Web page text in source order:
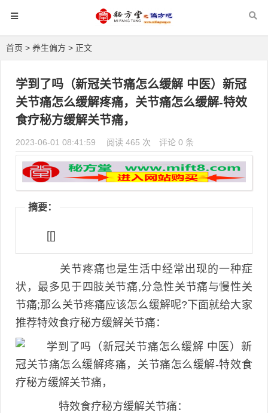
首页 > 养生偏方 > 正文
学到了吗（新冠关节痛怎么缓解 中医）新冠
关节痛怎么缓解疼痛，关节痛怎么缓解-特效
食疗秘方缓解关节痛，
2023-06-01 08:41:59 阅读 465 次 评论 0 条
摘要：
[[]
关节疼痛也是生活中经常出现的一种症
状，最多见于四肢关节痛,分急性关节痛与慢性关
节痛;那么关节疼痛应该怎么缓解呢?下面就给大家
推荐特效食疗秘方缓解关节痛：
特效食疗秘方缓解关节痛：